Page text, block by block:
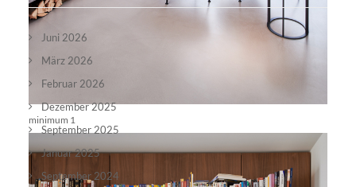
minimum 1
Juni 2026
März 2026
Februar 2026
Dezember 2025
September 2025
Januar 2025
September 2024